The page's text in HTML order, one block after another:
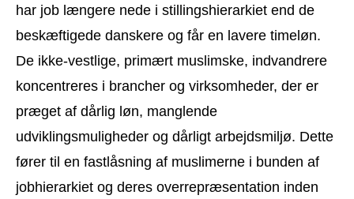
har job længere nede i stillingshierarkiet end de
beskæftigede danskere og får en lavere timeløn.
De ikke-vestlige, primært muslimske, indvandrere
koncentreres i brancher og virksomheder, der er
præget af dårlig løn, manglende
udviklingsmuligheder og dårligt arbejdsmiljø. Dette
fører til en fastlåsning af muslimerne i bunden af
jobhierarkiet og deres overrepræsentation inden